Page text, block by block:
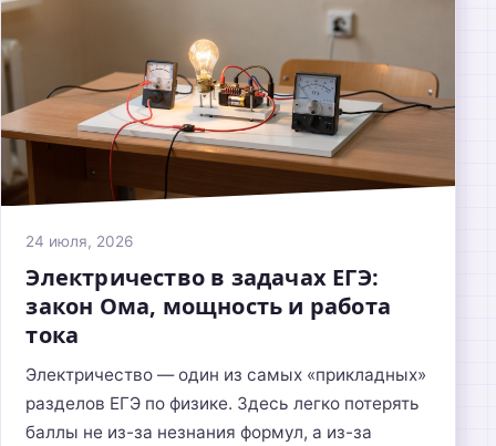
24 июля, 2026
Электричество в задачах ЕГЭ:
закон Ома, мощность и работа
тока
Электричество — один из самых «прикладных»
разделов ЕГЭ по физике. Здесь легко потерять
баллы не из-за незнания формул, а из-за